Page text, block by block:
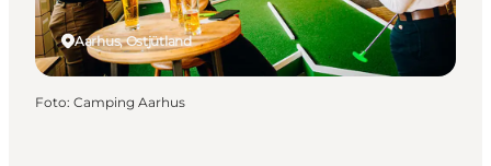
Aarhus, Ostjütland
Foto: Camping Aarhus